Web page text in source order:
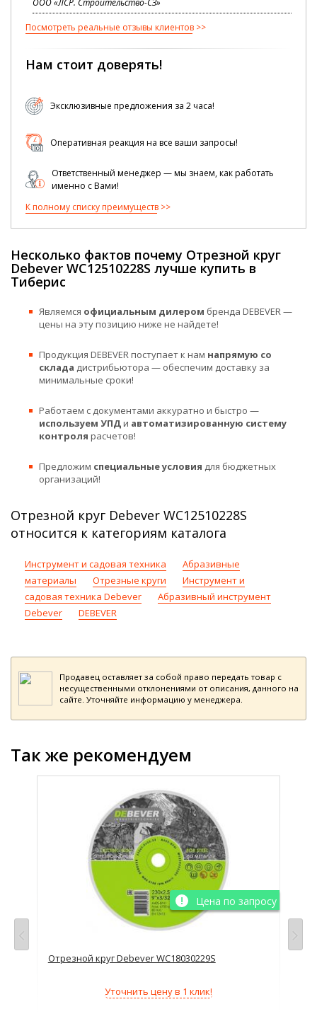
Посмотреть реальные отзывы клиентов
Нам стоит доверять!
Эксклюзивные предложения за 2 часа!
Оперативная реакция на все ваши запросы!
Ответственный менеджер — мы знаем, как работать
именно с Вами!
К полному списку преимуществ
Несколько фактов почему Отрезной круг
Debever WC12510228S лучше купить в
Тиберис
Являемся официальным дилером бренда DEBEVER —
цены на эту позицию ниже не найдете!
Продукция DEBEVER поступает к нам напрямую со
склада дистрибьютора — обеспечим доставку за
минимальные сроки!
Работаем с документами аккуратно и быстро —
используем УПДи автоматизированную систему
контроля расчетов!
Предложим специальные условия для бюджетных
организаций!
Отрезной круг Debever WC12510228S
относится к категориям каталога
Инструмент и садовая техника
Абразивные
материалы
Отрезные круги
Инструмент и
садовая техника Debever
Абразивный инструмент
Debever
DEBEVER
Продавец оставляет за собой право передать товар с
несущественными отклонениями от описания, данного на
сайте. Уточняйте информацию у менеджера.
Так же рекомендуем
Цена по запросу
Отрезной круг Debever WC18030229S
Уточнить цену в 1 клик!